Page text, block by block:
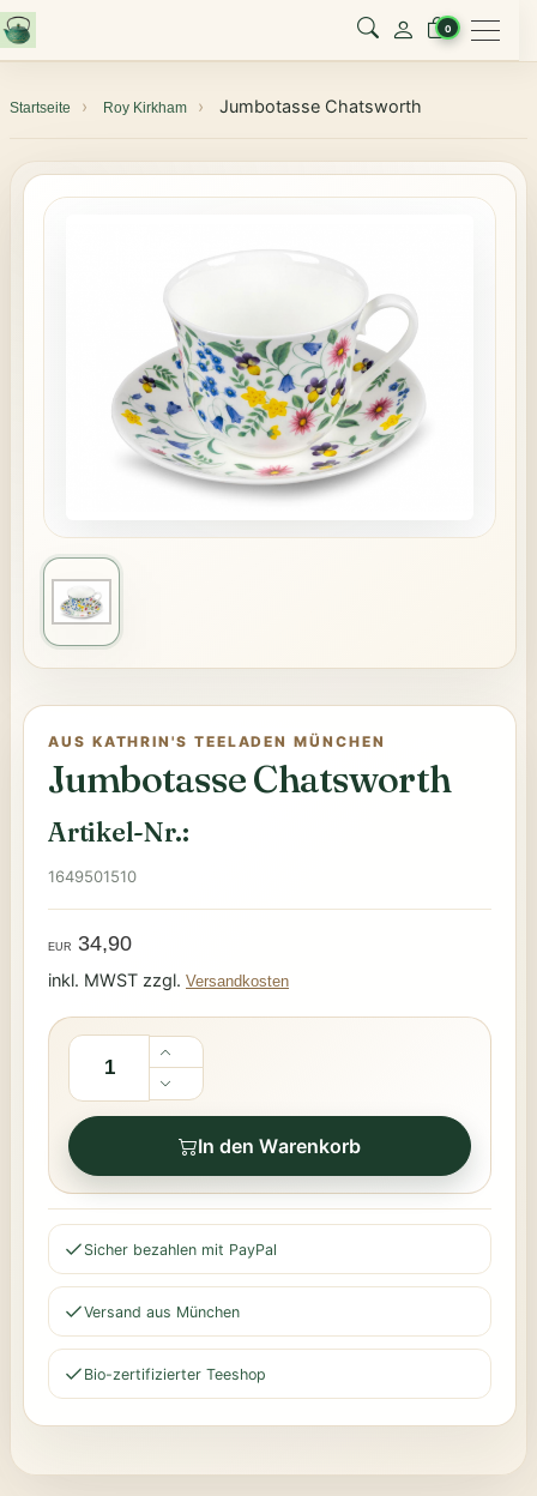
0 Menu
Startseite Roy Kirkham Jumbotasse Chatsworth
AUS KATHRIN'S TEELADEN MÜNCHEN
Jumbotasse Chatsworth
Artikel-Nr.:
1649501510
EUR 34,90
inkl. MWST zzgl. Versandkosten
In den Warenkorb
Sicher bezahlen mit PayPal
Versand aus München
Bio-zertifizierter Teeshop